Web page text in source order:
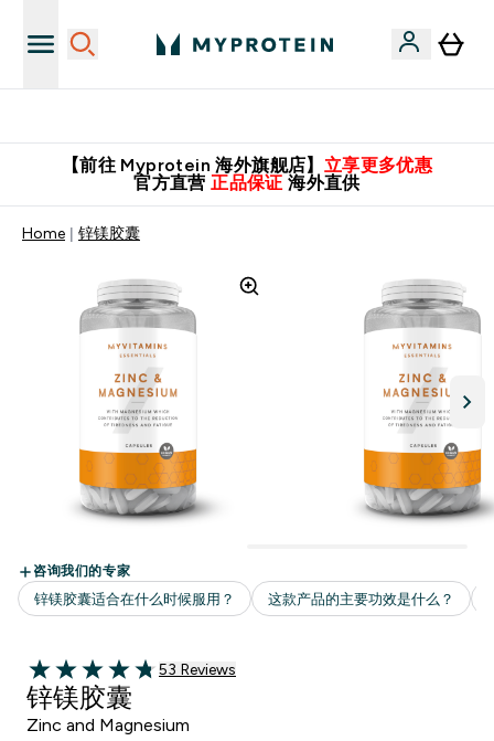
【前往 Myprotein 海外旗舰店】 立享更多优惠
官方直营 正品保证 海外直供
Home 锌镁胶囊
4.74 out of 5 stars
53 customer reviews
53 Reviews
锌镁胶囊
Zinc and Magnesium